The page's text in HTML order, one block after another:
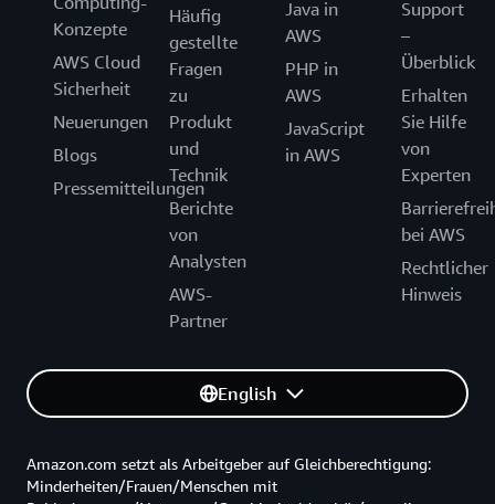
Konzepte
AWS Cloud
Sicherheit
Neuerungen
Blogs
Pressemitteilungen
Häufig
gestellte
Fragen
zu
Produkt
und
Technik
Berichte
von
Analysten
AWS-
Partner
Java in
AWS
PHP in
AWS
JavaScript
in AWS
Support
–
Überblick
Erhalten
Sie Hilfe
von
Experten
bei AWS
Rechtlicher
Hinweis
English
Amazon.com setzt als Arbeitgeber auf Gleichberechtigung:
Minderheiten/Frauen/Menschen mit